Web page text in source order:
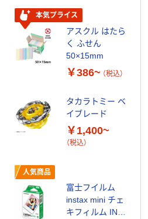
本気プライス
アスクル はたら
く ふせん
50×15mm
￥386~ （税込）
タカラトミー ベ
イブレード
￥1,400~
（税込）
人気商品
富士フイルム
instax mini チェ
キフィルム INS